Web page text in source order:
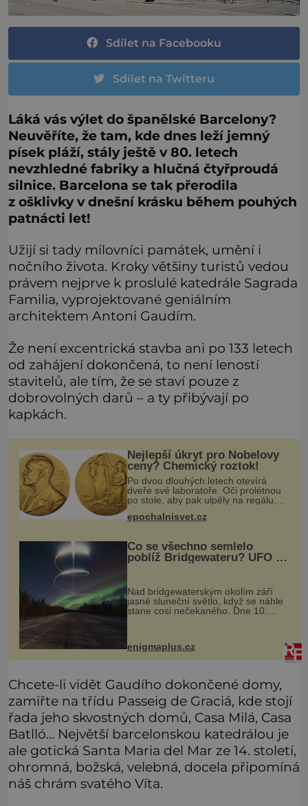
Sdílet na Facebooku
Sdílet na Twitteru
Láká vás výlet do španělské Barcelony?
Neuvěříte, že tam, kde dnes leží jemný
písek pláží, stály ještě v 80. letech
nevzhledné fabriky a hlučná čtyřproudá
silnice. Barcelona se tak přerodila
z ošklivky v dnešní krásku během pouhých
patnácti let!
Užijí si tady milovníci památek, umění i
nočního života. Kroky většiny turistů vedou
právem nejprve k proslulé katedrále Sagrada
Familia, vyprojektované geniálním
architektem Antoni Gaudím.
Že není excentrická stavba ani po 133 letech
od zahájení dokončená, to není leností
stavitelů, ale tím, že se staví pouze z
dobrovolných darů – a ty přibývají po
kapkách.
Nejlepší úkryt pro Nobelovy
ceny? Chemický roztok!
Po dvou dlouhých letech otevírá
dveře své laboratoře. Oči prolétnou
po stole, aby pak ulpěly na regálu,
kde se nachází všemožné látky.
Hledá žluto-oranžovou tekutinu,
epochalnisvet.cz
Co se všechno semlelo
poblíž Bridgewateru? UFO na
Nad bridgewaterským okolím září
jasné sluneční světlo, když se náhle
stane cosi nečekaného. Dne 10.
května roku 1760 v deset hodin
přeletu UFO
enigmaplus.cz
Chcete-li vidět Gaudího dokončené domy,
zamiřte na třídu Passeig de Graciá, kde stojí
řada jeho skvostných domů, Casa Milá, Casa
Batlló… Největší barcelonskou katedrálou je
ale gotická Santa Maria del Mar ze 14. století,
ohromná, božská, velebná, docela připomíná
náš chrám svatého Víta.